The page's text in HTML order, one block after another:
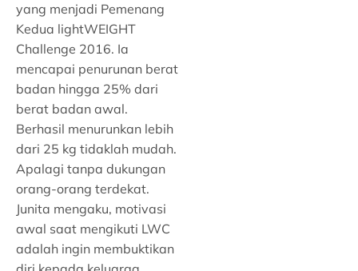
yang menjadi Pemenang
Kedua lightWEIGHT
Challenge 2016. Ia
mencapai penurunan berat
badan hingga 25% dari
berat badan awal.
Berhasil menurunkan lebih
dari 25 kg tidaklah mudah.
Apalagi tanpa dukungan
orang-orang terdekat.
Junita mengaku, motivasi
awal saat mengikuti LWC
adalah ingin membuktikan